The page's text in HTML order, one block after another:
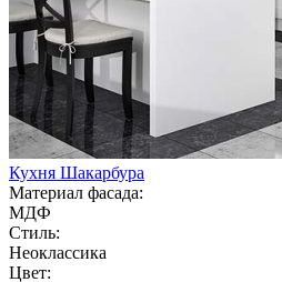
Кухня Шакарбура
Материал фасада:
МДФ
Стиль:
Неоклассика
Цвет: